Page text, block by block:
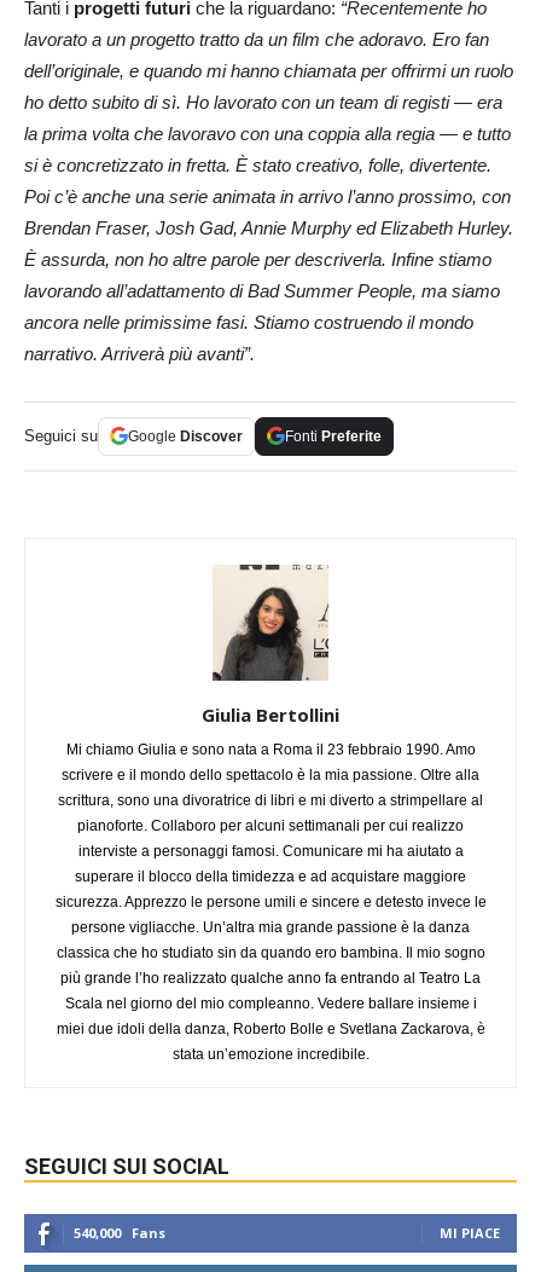
Tanti i progetti futuri che la riguardano: “Recentemente ho
lavorato a un progetto tratto da un film che adoravo. Ero fan
dell’originale, e quando mi hanno chiamata per offrirmi un ruolo
ho detto subito di sì. Ho lavorato con un team di registi — era
la prima volta che lavoravo con una coppia alla regia — e tutto
si è concretizzato in fretta. È stato creativo, folle, divertente.
Poi c’è anche una serie animata in arrivo l’anno prossimo, con
Brendan Fraser, Josh Gad, Annie Murphy ed Elizabeth Hurley.
È assurda, non ho altre parole per descriverla. Infine stiamo
lavorando all’adattamento di Bad Summer People, ma siamo
ancora nelle primissime fasi. Stiamo costruendo il mondo
narrativo. Arriverà più avanti”.
Seguici su Google Discover Fonti Preferite
Giulia Bertollini
Mi chiamo Giulia e sono nata a Roma il 23 febbraio 1990. Amo
scrivere e il mondo dello spettacolo è la mia passione. Oltre alla
scrittura, sono una divoratrice di libri e mi diverto a strimpellare al
pianoforte. Collaboro per alcuni settimanali per cui realizzo
interviste a personaggi famosi. Comunicare mi ha aiutato a
superare il blocco della timidezza e ad acquistare maggiore
sicurezza. Apprezzo le persone umili e sincere e detesto invece le
persone vigliacche. Un’altra mia grande passione è la danza
classica che ho studiato sin da quando ero bambina. Il mio sogno
più grande l’ho realizzato qualche anno fa entrando al Teatro La
Scala nel giorno del mio compleanno. Vedere ballare insieme i
miei due idoli della danza, Roberto Bolle e Svetlana Zackarova, è
stata un’emozione incredibile.
SEGUICI SUI SOCIAL
540,000 Fans MI PIACE